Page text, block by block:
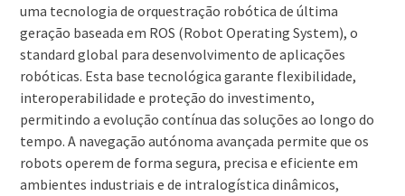
uma tecnologia de orquestração robótica de última
geração baseada em ROS (Robot Operating System), o
standard global para desenvolvimento de aplicações
robóticas. Esta base tecnológica garante flexibilidade,
interoperabilidade e proteção do investimento,
permitindo a evolução contínua das soluções ao longo do
tempo. A navegação autónoma avançada permite que os
robots operem de forma segura, precisa e eficiente em
ambientes industriais e de intralogística dinâmicos,